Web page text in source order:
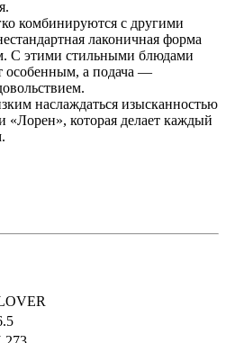
комбинируются с другими
лаконичная форма
С этими стильными блюдами
особенным, а подача —
наслаждаться изысканностью
«Лорен», которая делает каждый